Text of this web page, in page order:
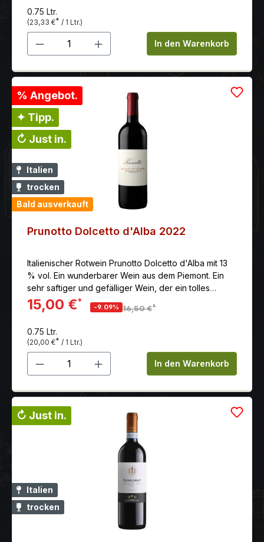
0.75 Ltr.
(23,33 €* / 1 Ltr.)
Produkt Anzahl: Gib denIn den Warenkorb
% Angebot.
✦ Tipp.
↻ Just in.
Italien
trocken
Bald ausverkauft
Prunotto Dolcetto d'Alba 2022
Italienischer Rotwein Prunotto Dolcetto d'Alba mit 13
% vol. Ein wunderbarer Wein aus dem Piemont. Ein
sehr saftiger und gefälliger Wein, der ein tolles
Gleichgewicht zwischen Frucht, Säure, Mineralität und
Frische bietet.
15,00 €*
-9.09% 16,50 €*
0.75 Ltr.
(20,00 €* / 1 Ltr.)
Produkt Anzahl: Gib denIn den Warenkorb
↻ Just in.
Italien
trocken